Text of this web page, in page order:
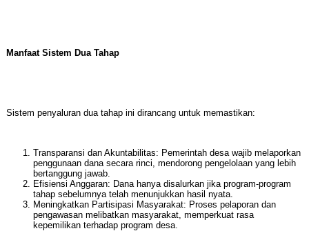
Manfaat Sistem Dua Tahap
Sistem penyaluran dua tahap ini dirancang untuk memastikan:
Transparansi dan Akuntabilitas: Pemerintah desa wajib melaporkan
penggunaan dana secara rinci, mendorong pengelolaan yang lebih
bertanggung jawab.
Efisiensi Anggaran: Dana hanya disalurkan jika program-program
tahap sebelumnya telah menunjukkan hasil nyata.
Meningkatkan Partisipasi Masyarakat: Proses pelaporan dan
pengawasan melibatkan masyarakat, memperkuat rasa
kepemilikan terhadap program desa.